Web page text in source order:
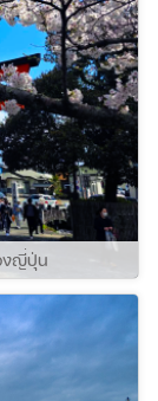
งญี่ปุ่น